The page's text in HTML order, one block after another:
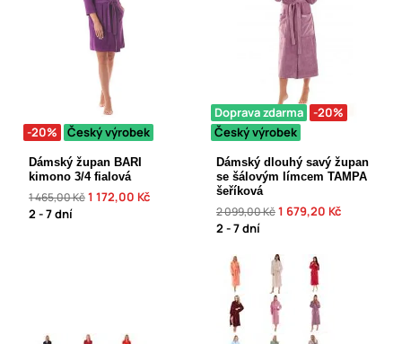
-20% Český výrobek
Dámský župan BARI
kimono 3/4 fialová
1 465,00 Kč1 172,00 Kč
2 - 7 dní
Doprava zdarma
-20%
Český výrobek
Dámský dlouhý savý župan
se šálovým límcem TAMPA
šeříková
2 099,00 Kč1 679,20 Kč
2 - 7 dní